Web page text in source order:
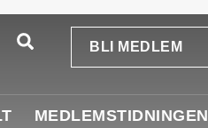
BLI MEDLEM
MEDLEMSTIDNINGEN